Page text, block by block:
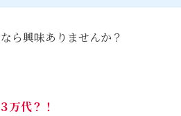
ら興味ありませんか？
万代？！